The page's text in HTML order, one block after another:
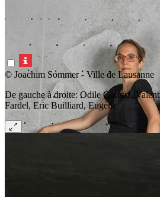
© Joachim Sommer - Ville de Lausanne
De gauche à droite: Odile Cornuz,
Fardel, Eric Builliard, Eugène